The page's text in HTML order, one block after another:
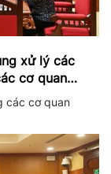
xử lý các
cơ quan
các cơ quan